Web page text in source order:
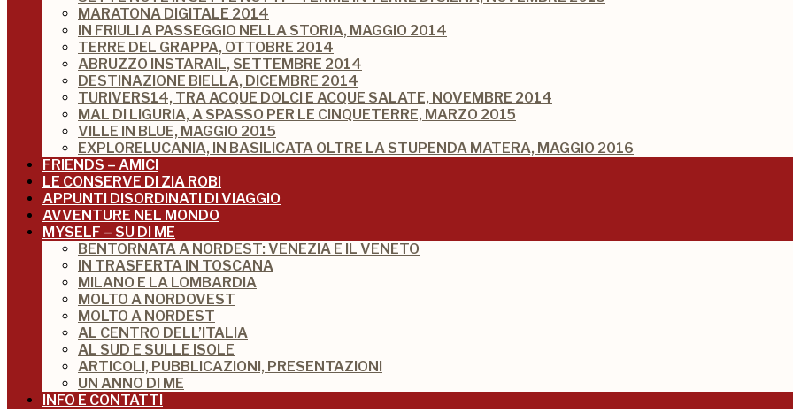
MARATONA DIGITALE 2014
IN FRIULI A PASSEGGIO NELLA STORIA, MAGGIO 2014
TERRE DEL GRAPPA, OTTOBRE 2014
ABRUZZO INSTARAIL, SETTEMBRE 2014
DESTINAZIONE BIELLA, DICEMBRE 2014
TURIVERS14, TRA ACQUE DOLCI E ACQUE SALATE, NOVEMBRE 2014
MAL DI LIGURIA, A SPASSO PER LE CINQUETERRE, MARZO 2015
VILLE IN BLUE, MAGGIO 2015
EXPLORELUCANIA, IN BASILICATA OLTRE LA STUPENDA MATERA, MAGGIO 2016
FRIENDS – AMICI
LE CONSERVE DI ZIA ROBI
APPUNTI DISORDINATI DI VIAGGIO
AVVENTURE NEL MONDO
MYSELF – SU DI ME
BENTORNATA A NORDEST: VENEZIA E IL VENETO
IN TRASFERTA IN TOSCANA
MILANO E LA LOMBARDIA
MOLTO A NORDOVEST
MOLTO A NORDEST
AL CENTRO DELL’ITALIA
AL SUD E SULLE ISOLE
ARTICOLI, PUBBLICAZIONI, PRESENTAZIONI
UN ANNO DI ME
INFO E CONTATTI